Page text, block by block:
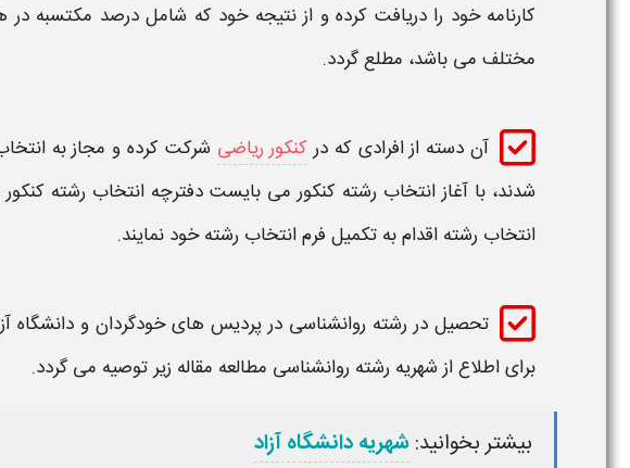
کارنامه خود را دریافت کرده و از نتیجه خود که شامل درصد مکتسبه در
مختلف می باشد، مطلع گردد.
آن دسته از افرادی که در کنکور ریاضی شرکت کرده و مجاز به
شدند، با آغازانتخاب رشته کنکور می بایست دفترچه انتخاب رشته
انتخاب رشته اقدام به تکمیل فرمانتخاب رشتهخود نمایند.
تحصیل در رشته روانشناسیدر پردیس های خودگردان ودانشگاه
برای اطلاع از شهریه رشته روانشناسی مطالعه مقاله زیر توصیه می گردد.
بیشتر بخوانید:شهریه دانشگاه آزاد